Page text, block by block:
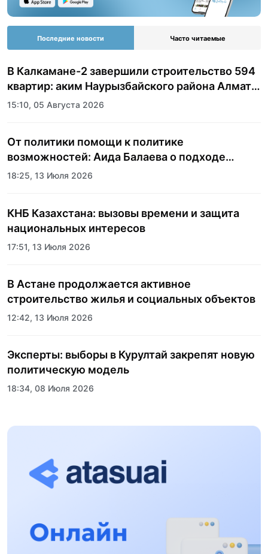
Последние новости Часто читаемые
В Калкамане-2 завершили строительство 594
квартир: аким Наурызбайского района Алматы
показала журналистам новый жилой
15:10, 05 Августа 2026
От политики помощи к политике
возможностей: Аида Балаева о подходе
государства к социальной сфере
18:25, 13 Июля 2026
КНБ Казахстана: вызовы времени и защита
национальных интересов
17:51, 13 Июля 2026
В Астане продолжается активное
строительство жилья и социальных объектов
12:42, 13 Июля 2026
Эксперты: выборы в Курултай закрепят новую
политическую модель
18:34, 08 Июля 2026
Пять лет трансформации стали новой точкой
состоялось торжественное открытие
Казахского национального университета
спорта
17:24, 02 Июля 2026
замедления
14:09, 02 Июля 2026